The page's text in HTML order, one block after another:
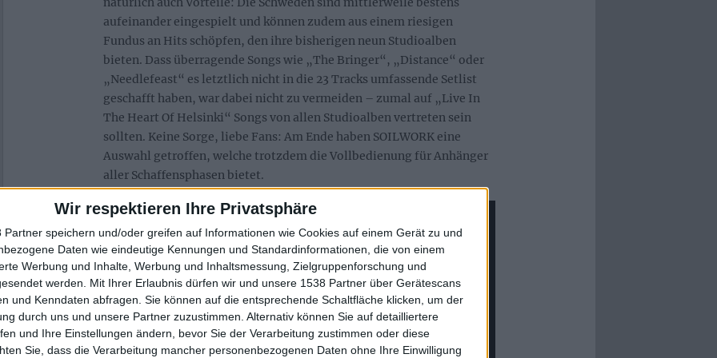
Wir respektieren Ihre Privatsphäre
Partner speichern und/oder greifen auf Informationen wie Cookies auf einem Gerät zu und
Daten wie eindeutige Kennungen und Standardinformationen, die von einem
Werbung und Inhalte, Werbung und Inhaltsmessung, Zielgruppenforschung und
werden.
Mit Ihrer Erlaubnis dürfen wir und unsere 1538 Partner über Gerätescans
und Kenndaten abfragen. Sie können auf die entsprechende Schaltfläche klicken, um der
durch uns und unsere Partner zuzustimmen. Alternativ können Sie auf detailliertere
und Ihre Einstellungen ändern, bevor Sie der Verarbeitung zustimmen oder diese
Sie, dass die Verarbeitung mancher personenbezogenen Daten ohne Ihre Einwilligung
aufeinander eingespielt und können zudem aus einem riesigen
Fundus an Hits schöpfen, den ihre bisherigen neun Studioalben
bieten. Dass überragende Songs wie „The Bringer“, „Distance“ oder
„Needlefeast“ es letztlich nicht in die 23 Tracks umfassende Setlist
geschafft haben, war dabei nicht zu vermeiden – zumal auf „Live In
The Heart Of Helsinki“ Songs von allen Studioalben vertreten sein
sollten. Keine Sorge, liebe Fans: Am Ende haben SOILWORK eine
Auswahl getroffen, welche trotzdem die Vollbedienung für Anhänger
aller Schaffensphasen bietet.